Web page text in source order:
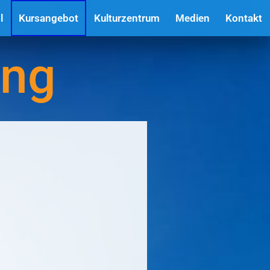
Kursangebot Kulturzentrum Medien Kontakt